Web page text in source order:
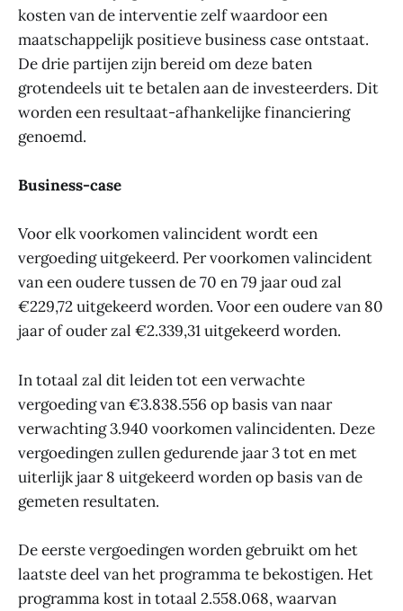
kosten van de interventie zelf waardoor een
maatschappelijk positieve business case ontstaat.
De drie partijen zijn bereid om deze baten
grotendeels uit te betalen aan de investeerders. Dit
worden een resultaat-afhankelijke financiering
genoemd.
Business-case
Voor elk voorkomen valincident wordt een
vergoeding uitgekeerd. Per voorkomen valincident
van een oudere tussen de 70 en 79 jaar oud zal
€229,72 uitgekeerd worden. Voor een oudere van 80
jaar of ouder zal €2.339,31 uitgekeerd worden.
In totaal zal dit leiden tot een verwachte
vergoeding van €3.838.556 op basis van naar
verwachting 3.940 voorkomen valincidenten. Deze
vergoedingen zullen gedurende jaar 3 tot en met
uiterlijk jaar 8 uitgekeerd worden op basis van de
gemeten resultaten.
De eerste vergoedingen worden gebruikt om het
laatste deel van het programma te bekostigen. Het
programma kost in totaal 2.558.068, waarvan